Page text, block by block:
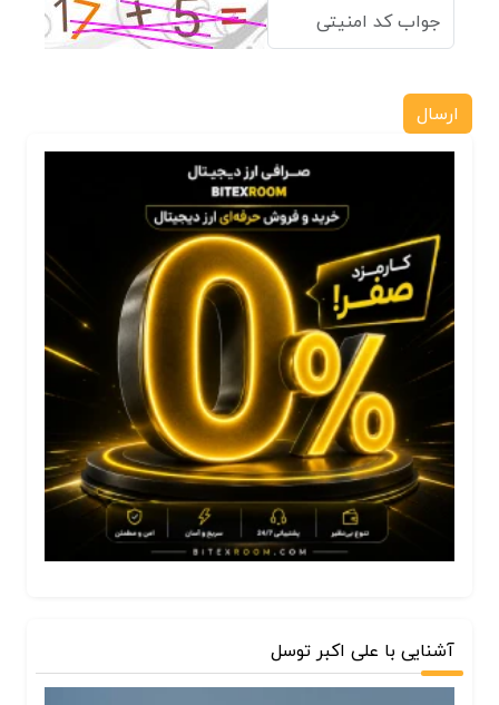
ارسال
آشنایی با علی اکبر توسل